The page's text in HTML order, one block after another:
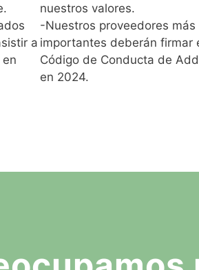
a
nuestros valores.
-Nuestros proveedores más
importantes deberán firmar
Código de Conducta de
en 2024.